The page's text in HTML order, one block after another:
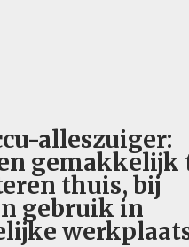
alleszuiger:
gemakkelijk
thuis, bij
gebruik in